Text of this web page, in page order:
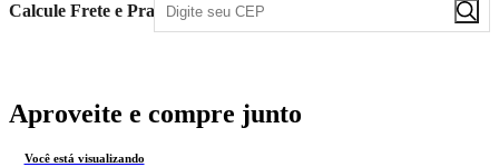
Calcule Frete e Prazo
Aproveite e compre junto
Você está visualizando